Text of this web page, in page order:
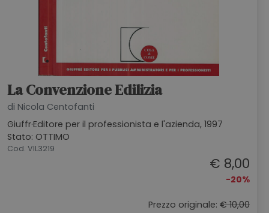
La Convenzione Edilizia
di Nicola Centofanti
Giuffr·Editore per il professionista e l'azienda, 1997
Stato: OTTIMO
Cod. VIL3219
€ 8,00
-20%
Prezzo originale: € 10,00